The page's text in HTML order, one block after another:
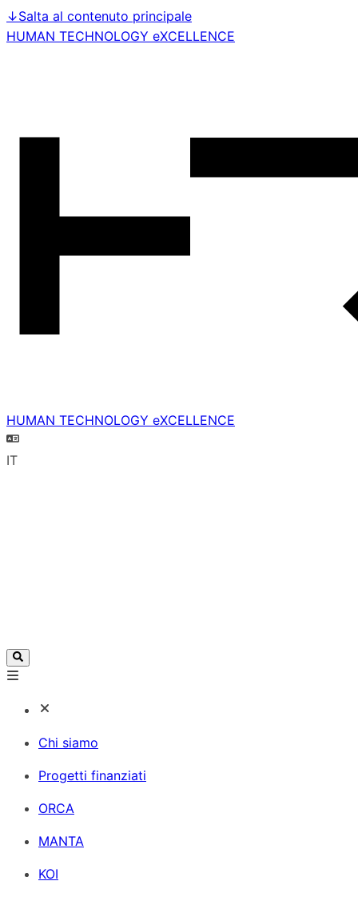
↓Salta al contenuto principale
HUMAN TECHNOLOGY eXCELLENCE
HUMAN TECHNOLOGY eXCELLENCE
IT
Chi siamo
Progetti finanziati
ORCA
MANTA
KOI